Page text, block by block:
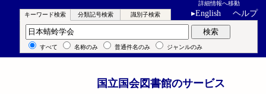
詳細情報へ移動
▸English ヘルプ
キーワード検索 分類記号検索 識別子検索
キーワード検索 検索
すべて 名称のみ 普通件名のみ ジャンルのみ
国立国会図書館のサービス